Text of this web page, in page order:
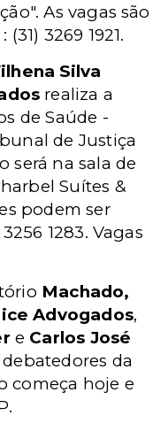
As vagas são
3269 1921.
Silva
realiza a
de Saúde -
de Justiça
será na sala de
Suítes &
podem ser
1283. Vagas
Machado,
Advogados,
e Carlos José
debatedores da
começa hoje e